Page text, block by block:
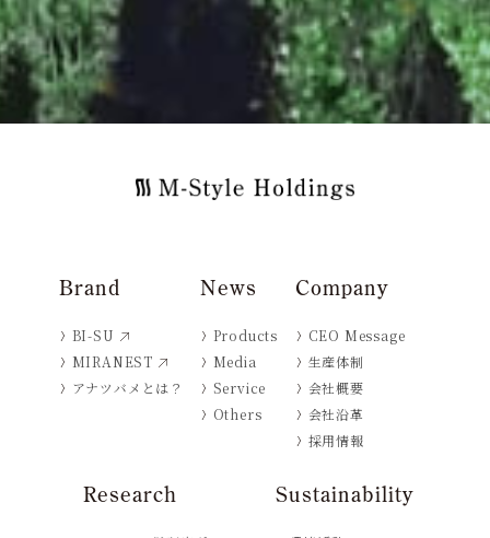
Brand
BI-SU
MIRANEST
アナツバメとは？
News
Products
Media
Service
Others
Company
CEO Message
生産体制
会社概要
会社沿革
採用情報
Research Sustainability